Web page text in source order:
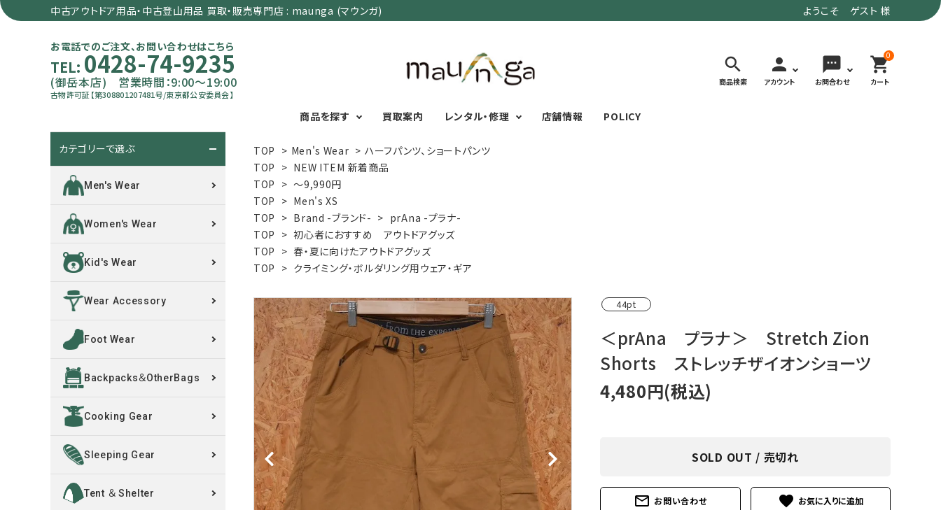
中古アウトドア用品・中古登山用品 買取・販売専門店 : maunga (マウンガ) ようこそ ゲスト 様
お電話でのご注文、お問い合わせはこちら
TEL: 0428-74-9235
(御岳本店) 営業時間：9:00～19:00
古物許可証【第308801207481号/東京都公安委員会】
search
商品検索
person
アカウント
sms
お問合わせ
0
shopping_cart
カート
商品を探す
Men's Wear
Women's Wear
Kid's Wear
Wear Accessory
Backpacks＆
OtherBags
Cooking Gear
Sleeping Gear
Tent ＆ Shelter
Climb ＆ Alpine
Books＆Others
MENS
XXSXS
WOMENS
UNISEX
XXSXSSMLXL
本気の登山用品
春・夏に向けたアウトドアグ
ッズ
冬期・雪山に向けたウェア・
ギア
テント泊山行に向けたギ
ア！
沢登りに向けたウェア・ギ
ア！
トレイルラン向けウェア・ギ
ア！
キャンプに向けたギア！
リバースポーツ
買取案内 レンタル・修理 店舗情報 POLICY
レンタル・修理
INFORMATION
TOP > Men's Wear > ハーフパンツ、ショートパンツ
TOP > NEW ITEM 新着商品
TOP > ～9,990円
TOP > Men's XS
TOP > Brand -ブランド- > prAna -プラナ-
TOP > 初心者におすすめ アウトドアグッズ
TOP > 春・夏に向けたアウトドアグッズ
TOP > クライミング・ボルダリング用ウェア・ギア
44pt
＜prAna プラナ＞ Stretch Zion
Shorts ストレッチザイオンショーツ
4,480円(税込)
SOLD OUT / 売切れ
mail_outline お問い合わせ favorite
カテゴリーで選ぶ
Men's Wear
Women's Wear
Kid's Wear
Wear Accessory
Foot Wear
Backpacks＆OtherBags
Cooking Gear
Sleeping Gear
Tent ＆ Shelter